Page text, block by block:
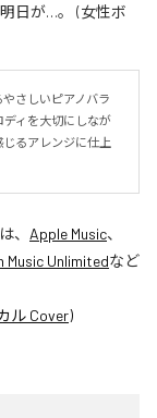
日が…。 (女性ボ
さしいピアノバラ
ィを大切にしなが
るアレンジに仕上
、 Apple Music、
Music Unlimitedなど
ル Cover)